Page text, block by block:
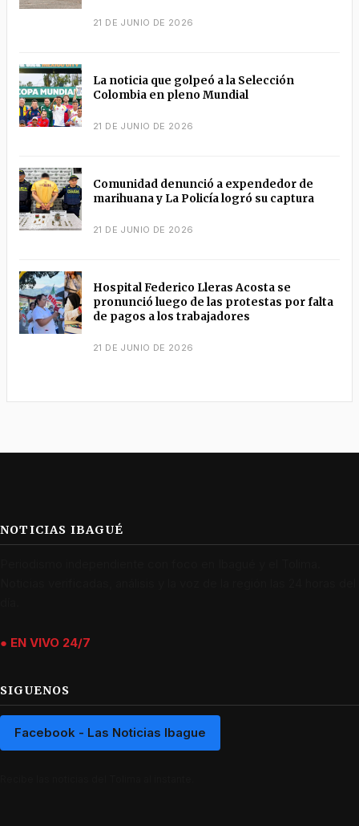
21 DE JUNIO DE 2026
La noticia que golpeó a la Selección
Colombia en pleno Mundial
21 DE JUNIO DE 2026
Comunidad denunció a expendedor de
marihuana y La Policía logró su captura
21 DE JUNIO DE 2026
Hospital Federico Lleras Acosta se
pronunció luego de las protestas por falta
de pagos a los trabajadores
21 DE JUNIO DE 2026
NOTICIAS IBAGUÉ
● EN VIVO 24/7
SIGUENOS
Facebook - Las Noticias Ibague